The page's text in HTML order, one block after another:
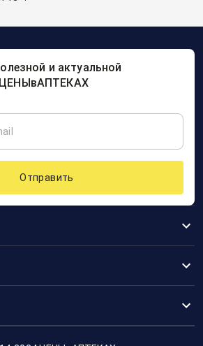
и актуальной
Отправить